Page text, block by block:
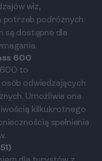
wiz,
podróżnych.
są dostępne dla
600
600 to
odwiedzających
Umożliwia ona
kilkukrotnego
spełnienia